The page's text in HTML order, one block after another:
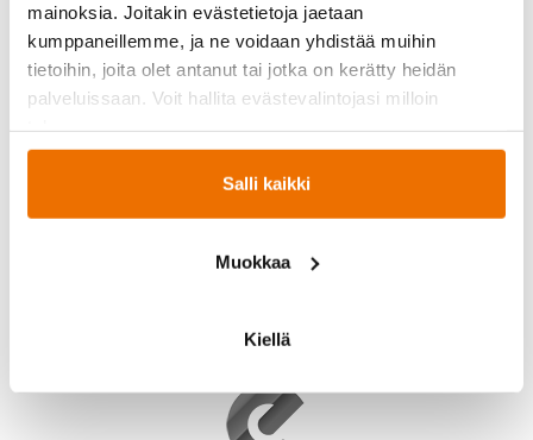
mainoksia. Joitakin evästetietoja jaetaan
kumppaneillemme, ja ne voidaan yhdistää muihin
tietoihin, joita olet antanut tai jotka on kerätty heidän
palveluissaan. Voit hallita evästevalintojasi milloin
Salli kaikki
Muokkaa
Kiellä